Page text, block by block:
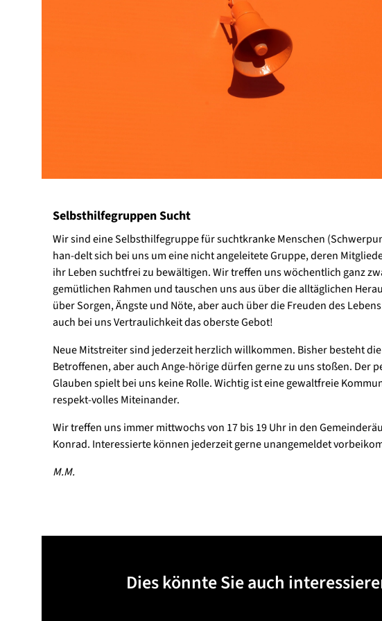
Selbsthilfegruppen Sucht
Wir sind eine Selbsthilfegruppe für suchtkranke Menschen
han-delt sich bei uns um eine nicht angeleitete Gruppe, deren
ihr Leben suchtfrei zu bewältigen. Wir treffen uns wöchentlich ganz
gemütlichen Rahmen und tauschen uns aus über die alltäglichen
über Sorgen, Ängste und Nöte, aber auch über die Freuden des
auch bei uns Vertraulichkeit das oberste Gebot!
Neue Mitstreiter sind jederzeit herzlich willkommen. Bisher besteht
Betroffenen, aber auch Ange-hörige dürfen gerne zu uns stoßen. Der
Glauben spielt bei uns keine Rolle. Wichtig ist eine gewaltfreie
respekt-volles Miteinander.
Wir treffen uns immer mittwochs von 17 bis 19 Uhr in den
Konrad. Interessierte können jederzeit gerne unangemeldet
M.M.
Dies könnte Sie auch